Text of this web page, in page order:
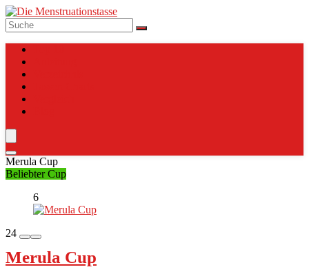
Merula Cup
Beliebter Cup
6
24
Merula Cup